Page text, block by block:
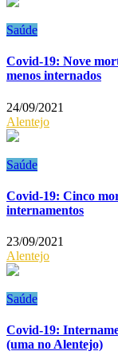
Saúde
Covid-19: Nove
menos internados
24/09/2021
Alentejo
Saúde
Covid-19: Cinco
internamentos
23/09/2021
Alentejo
Saúde
Covid-19:
(uma no Alentejo)